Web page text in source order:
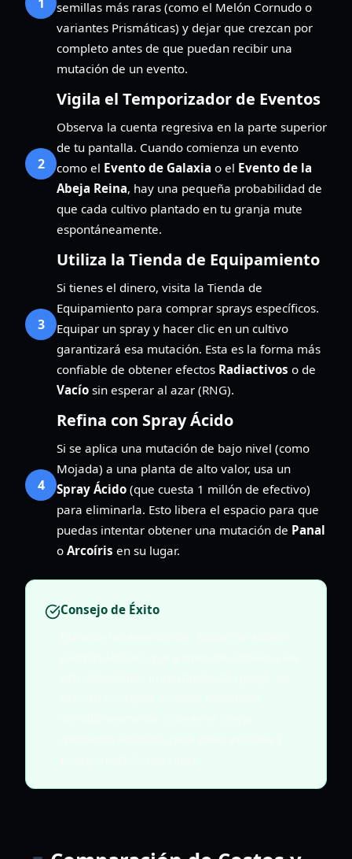
semillas más raras (como el Melón Cornudo o
variantes Prismáticas) y dejar que crezcan por
completo antes de que puedan recibir una
mutación de un evento.
2
Vigila el Temporizador de Eventos
Observa la cuenta regresiva en la parte superior
de tu pantalla. Cuando comienza un evento
como el Evento de Galaxia o el Evento de la
Abeja Reina, hay una pequeña probabilidad de
que cada cultivo plantado en tu granja mute
espontáneamente.
3
Utiliza la Tienda de Equipamiento
Si tienes el dinero, visita la Tienda de
Equipamiento para comprar sprays específicos.
Equipar un spray y hacer clic en un cultivo
garantizará esa mutación. Esta es la forma más
confiable de obtener efectos Radiactivos o de
Vacío sin esperar al azar (RNG).
4
Refina con Spray Ácido
Si se aplica una mutación de bajo nivel (como
Mojada) a una planta de alto valor, usa un
Spray Ácido (que cuesta 1 millón de efectivo)
para eliminarla. Esto libera el espacio para que
puedas intentar obtener una mutación de Panal
o Arcoíris en su lugar.
Consejo de Éxito